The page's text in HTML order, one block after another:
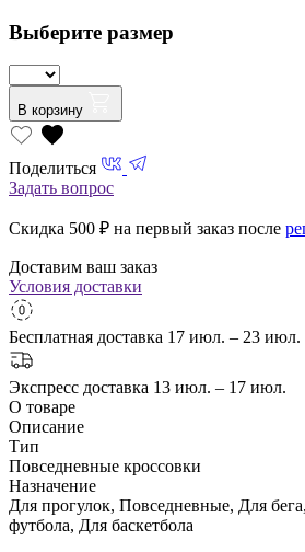
Выберите размер
В корзину
Поделиться
Задать вопрос
Скидка 500 ₽ на первый заказ после
Доставим ваш заказ
Условия доставки
Бесплатная доставка 17 июл. – 23 июл.
Экспресс доставка 13 июл. – 17 июл.
О товаре
Описание
Тип
Повседневные кроссовки
Назначение
Для прогулок, Повседневные, Для
футбола, Для баскетбола